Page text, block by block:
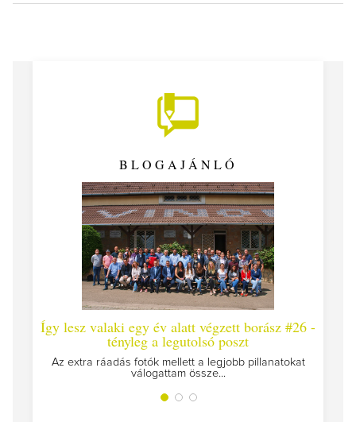
BLOGAJÁNLÓ
Így lesz valaki egy év alatt végzett borász #26 -
tényleg a legutolsó poszt
Az extra ráadás fotók mellett a legjobb pillanatokat
válogattam össze...